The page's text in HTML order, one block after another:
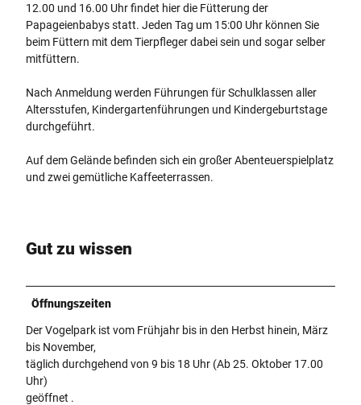
12.00 und 16.00 Uhr findet hier die Fütterung der
Papageienbabys statt. Jeden Tag um 15:00 Uhr können Sie
beim Füttern mit dem Tierpfleger dabei sein und sogar selber
mitfüttern.
Nach Anmeldung werden Führungen für Schulklassen aller
Altersstufen, Kindergartenführungen und Kindergeburtstage
durchgeführt.
Auf dem Gelände befinden sich ein großer Abenteuerspielplatz
und zwei gemütliche Kaffeeterrassen.
Gut zu wissen
Öffnungszeiten
Der Vogelpark ist vom Frühjahr bis in den Herbst hinein, März
bis November,
täglich durchgehend von 9 bis 18 Uhr (Ab 25. Oktober 17.00
Uhr)
geöffnet .